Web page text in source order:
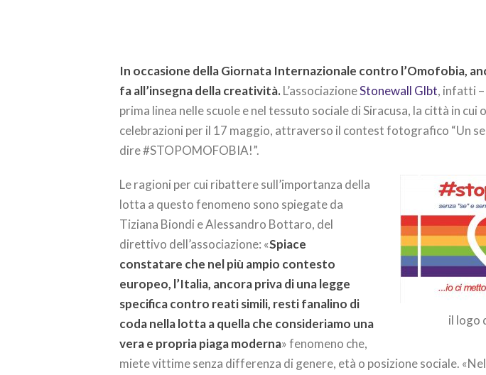
In occasione della Giornata Internazionale contro l’Omofobia,
fa all’insegna della creatività.L’associazioneStonewall Glbt, infatti –
prima linea nelle scuole e nel tessuto sociale di Siracusa, la città in cui
celebrazioni per il 17 maggio, attraverso il contest fotografico “Un
dire #STOPOMOFOBIA!”.
il logo
Le ragioni per cui ribattere sull’importanza della
lotta a questo fenomeno sono spiegate da
Tiziana Biondi e Alessandro Bottaro, del
direttivo dell’associazione: «Spiace
constatare che nel più ampio contesto
europeo, l’Italia, ancora priva di una legge
specifica contro reati simili, resti fanalino di
coda nella lotta a quella che consideriamo una
vera e propria piaga moderna» fenomeno che,
miete vittime senza differenza di genere, età o posizione sociale.